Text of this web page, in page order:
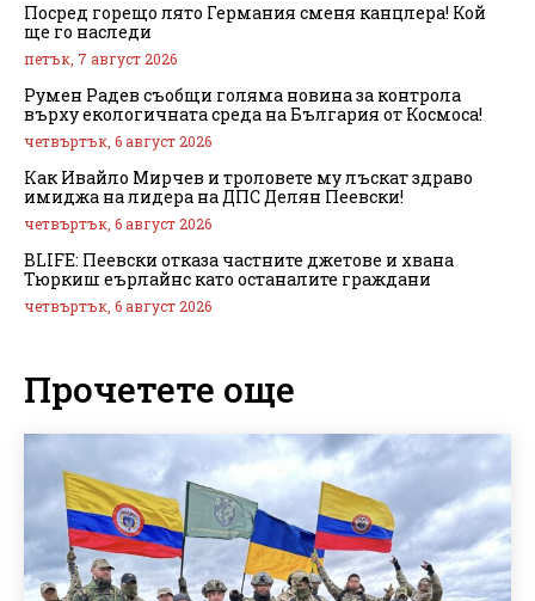
Посред горещо лято Германия сменя канцлера! Кой
ще го наследи
петък, 7 август 2026
Румен Радев съобщи голяма новина за контрола
върху екологичната среда на България от Космоса!
четвъртък, 6 август 2026
Как Ивайло Мирчев и троловете му лъскат здраво
имиджа на лидера на ДПС Делян Пеевски!
четвъртък, 6 август 2026
BLIFE: Пеевски отказа частните джетове и хвана
Тюркиш еърлайнс като останалите граждани
четвъртък, 6 август 2026
Прочетете още